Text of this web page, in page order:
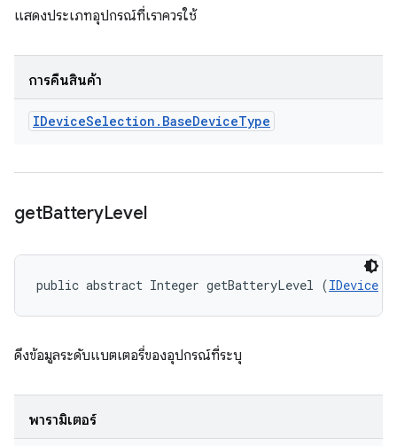
แสดงประเภทอุปกรณ์ที่เราควรใช้
การคืนสินค้า
IDeviceSelection . BaseDeviceType
getBatteryLevel
public abstract Integer getBatteryLevel (IDevice
ดึงข้อมูลระดับแบตเตอรี่ของอุปกรณ์ที่ระบุ
พารามิเตอร์